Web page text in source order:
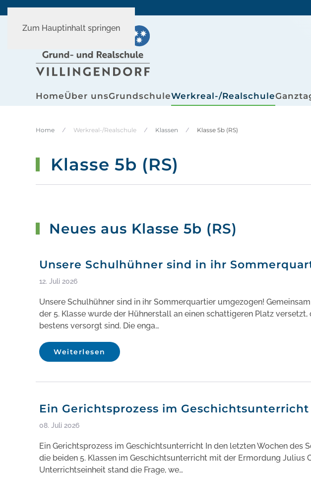
Zum Hauptinhalt springen
HomeÜber unsGrundschuleWerkreal-/Realschule
Home Werkreal-/Realschule Klassen Klasse 5b (RS)
Klasse 5b (RS)
Neues aus Klasse 5b (RS)
Unsere Schulhühner sind in ihr
12. Juli 2026
Unsere Schulhühner sind in ihr Sommerquartier umgezogen!
der 5. Klasse wurde der Hühnerstall an einen schattigeren Platz
bestens versorgt sind. Die enga…
Weiterlesen
Ein Gerichtsprozess im Geschichtsunterricht
08. Juli 2026
Ein Gerichtsprozess im Geschichtsunterricht In den letzten Wochen
die beiden 5. Klassen im Geschichtsunterricht mit der Ermordung Julius
Unterrichtseinheit stand die Frage, we…